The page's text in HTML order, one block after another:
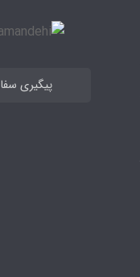
پیگیری